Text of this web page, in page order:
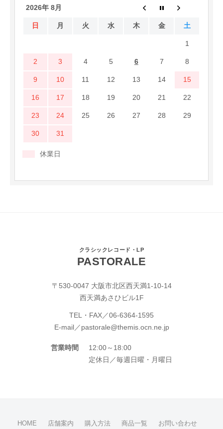
2026年 8月
日 月 火 水 木 金 土
1
2 3 4 5 6 7 8
9 10 11 12 13 14 15
16 17 18 19 20 21 22
23 24 25 26 27 28 29
30 31
休業日
クラシックレコード・LP
PASTORALE
〒530-0047 大阪市北区西天満1-10-14
西天満あさひビル1F
TEL・FAX／06-6364-1595
E-mail／ pastorale@themis.ocn.ne.jp
営業時間
12:00～18:00
定休日／毎週日曜・月曜日
HOME 店舗案内 購入方法 商品一覧 お問い合わせ